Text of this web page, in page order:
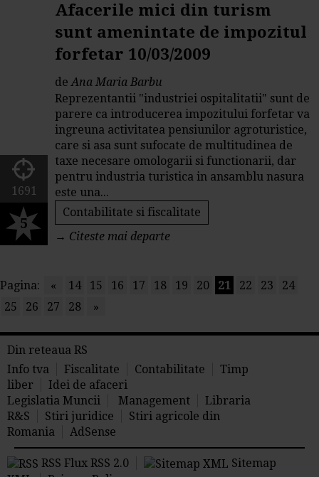
Afacerile mici din turism
sunt amenintate de impozitul
forfetar 10/03/2009
deAna Maria Barbu
Reprezentantii "industriei ospitalitatii" sunt de
parere ca introducerea impozitului forfetar va
ingreuna activitatea pensiunilor agroturistice,
care si asa sunt sufocate de multitudinea de
taxe necesare omologarii si functionarii, dar
pentru industria turistica in ansamblu nasura
este una...
Contabilitate si fiscalitate
→ Citeste mai departe
1691
5
Pagina: « 14 15 16 17 18 19 20 21 22 23
24
25
26 27 28 »
Din reteaua RS
Info tva
Fiscalitate Contabilitate
Timp
liber
Idei de afaceri
Legislatia Muncii
Management
Libraria
R&S
Stiri juridice
Stiri agricole din
Romania
AdSense
RSS Flux RSS 2.0
Sitemap